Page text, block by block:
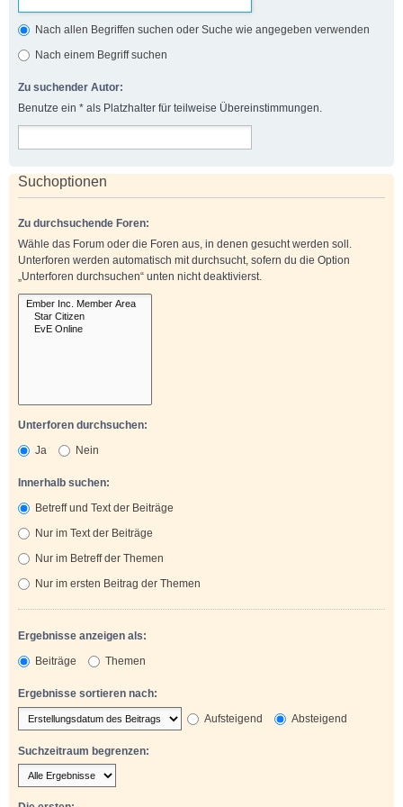
Nach allen Begriffen suchen oder Suche wie angegeben verwenden
Nach einem Begriff suchen
Zu suchender Autor:
Benutze ein * als Platzhalter für teilweise Übereinstimmungen.
Suchoptionen
Zu durchsuchende Foren:
Wähle das Forum oder die Foren aus, in denen gesucht werden soll.
Unterforen werden automatisch mit durchsucht, sofern du die Option
„Unterforen durchsuchen“ unten nicht deaktivierst.
Unterforen durchsuchen:
Ja
Nein
Innerhalb suchen:
Betreff und Text der Beiträge
Nur im Text der Beiträge
Nur im Betreff der Themen
Nur im ersten Beitrag der Themen
Ergebnisse anzeigen als:
Beiträge
Themen
Ergebnisse sortieren nach:
Aufsteigend
Absteigend
Suchzeitraum begrenzen: